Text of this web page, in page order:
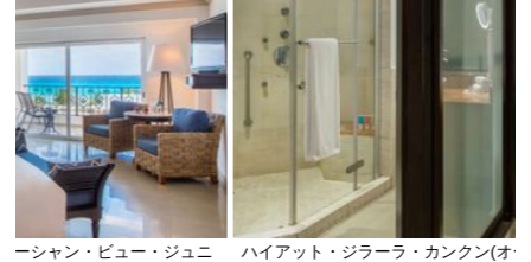
ニ
ハイアット・ジラーラ・カンクン(オーシャン・ビュー・ジュニ